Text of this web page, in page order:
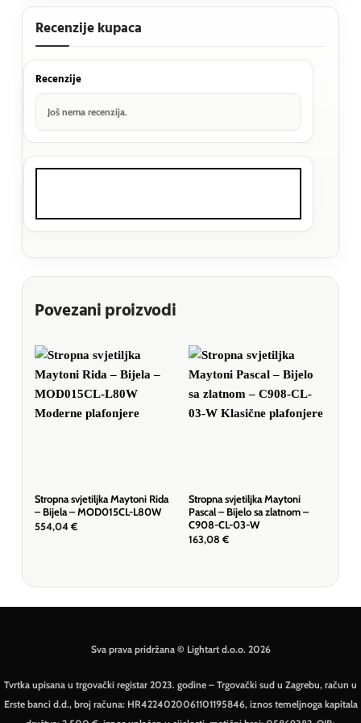
Recenzije kupaca
Recenzije
Još nema recenzija.
Povezani proizvodi
Stropna svjetiljka Maytoni Rida
– Bijela – MOD015CL-L80W
554,04 €
Stropna svjetiljka Maytoni
Pascal – Bijelo sa zlatnom –
C908-CL-03-W
163,08 €
Sva prava pridržana © Lightart d.o.o. 2026
Tvrtka upisana u trgovački registar 2023. godine – Trgovački sud u Zagrebu, račun u
Erste banci d.d., broj računa: HR4224020061101195846, iznos temeljnoga kapitala